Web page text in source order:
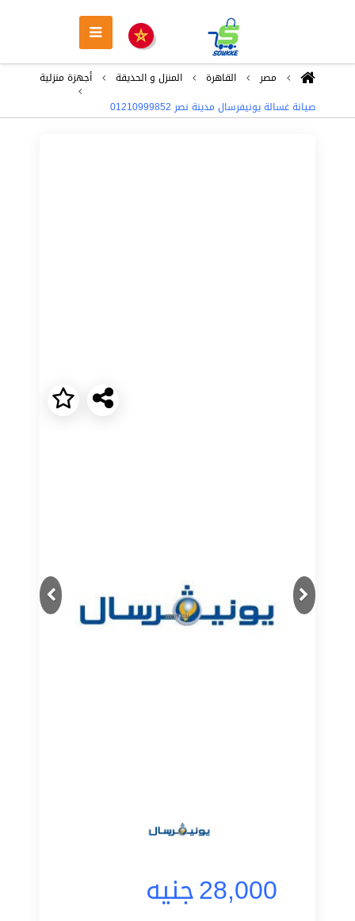
مصر القاهرة المنزل و الحديقة
أجهزة منزلية
صيانة غسالة يونيفرسال مدينة نصر 01210999852
Previous
Next
28,000جنيه